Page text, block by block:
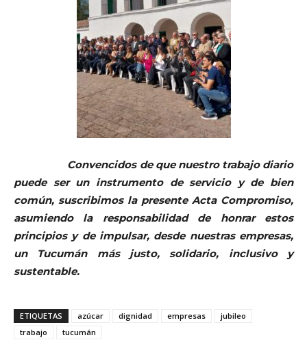
Convencidos de que nuestro trabajo diario
puede ser un instrumento de servicio y de bien
común, suscribimos la presente Acta Compromiso,
asumiendo la responsabilidad de honrar estos
principios y de impulsar, desde nuestras empresas,
un Tucumán más justo, solidario, inclusivo y
sustentable.
ETIQUETAS azúcar dignidad empresas
jubileo
trabajo
tucumán